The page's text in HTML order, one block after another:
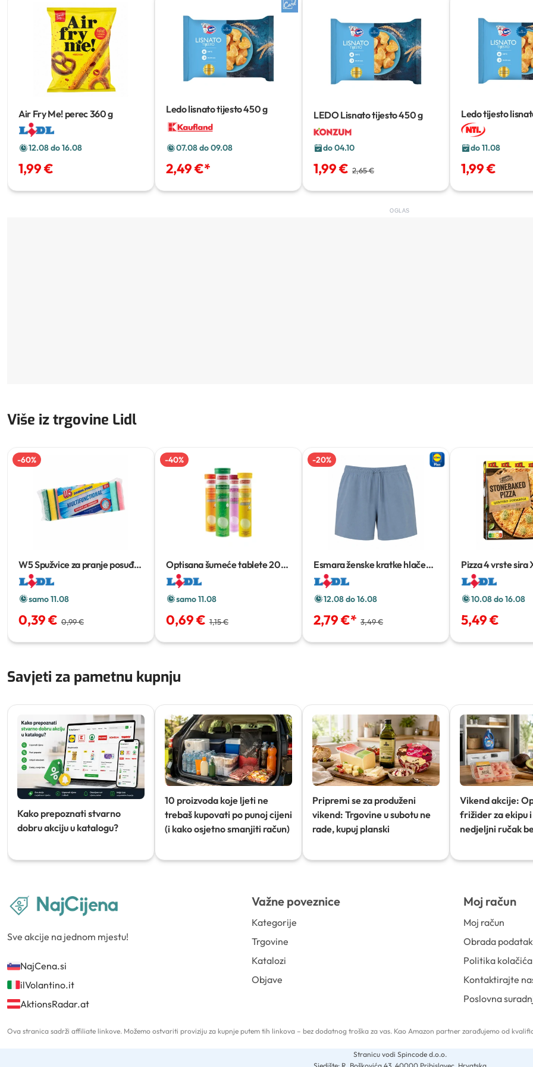
Air Fry Me! perec360 g
12.08 do 16.08
1,99 €
Ledo lisnato tijesto450 g
07.08 do 09.08
2,49 €*
LEDO Lisnato tijesto450 g
do 04.10
1,99 € 2,65 €
Ledo tijesto
do 11.08
1,99 €
OGLAS
Više iz trgovine Lidl
-60%
W5 Spužvice za pranje posuđa
10 kom
samo 11.08
0,39 € 0,99 €
-40%
Optisana šumeće tablete20
komada
samo 11.08
0,69 € 1,15 €
-20%
Esmara ženske kratke hlače
Komad
12.08 do 16.08
2,79 €* 3,49 €
Pizza 4 vrste sira
10.08 do 16.08
5,49 €
Savjeti za pametnu kupnju
Kako prepoznati stvarno
dobru akciju u katalogu?
10 proizvoda koje ljeti ne
trebaš kupovati po punoj cijeni
(i kako osjetno smanjiti račun)
Pripremi se za produženi
vikend: Trgovine u subotu ne
rade, kupuj planski
Vikend akcije:
frižider za ekipu
nedjeljni ručak
Sve akcije na jednom mjestu!
NajCena.si
ilVolantino.it
AktionsRadar.at
Važne poveznice
Kategorije
Trgovine
Katalozi
Objave
Moj račun
Moj račun
Obrada
Politika kolačića
Kontaktirajte
Poslovna
Ova stranica sadrži affiliate linkove. Možemo ostvariti proviziju za kupnje putem tih linkova – bez dodatnog troška za vas. Kao Amazon partner zarađujemo od
Stranicu vodi Spincode d.o.o.